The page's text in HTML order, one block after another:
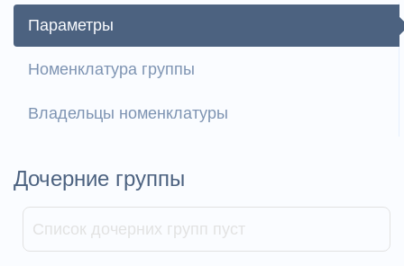
Параметры
Номенклатура группы
Владельцы номенклатуры
Дочерние группы
Список дочерних групп пуст